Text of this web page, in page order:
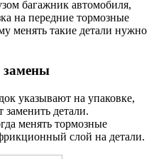
багажник автомобиля,
на передние тормозные
менять такие детали нужно
замены
указывают на упаковке,
заменить детали.
менять тормозные
слой на детали.